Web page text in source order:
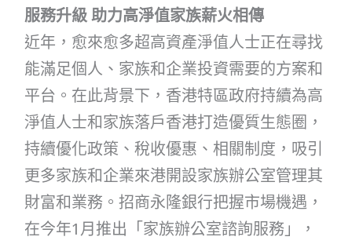
服務升級 助力高淨值家族薪火相傳
近年，愈來愈多超高資產淨值人士正在尋找
能滿足個人、家族和企業投資需要的方案和
平台。在此背景下，香港特區政府持續為高
淨值人士和家族落戶香港打造優質生態圈，
持續優化政策、稅收優惠、相關制度，吸引
更多家族和企業來港開設家族辦公室管理其
財富和業務。招商永隆銀行把握市場機遇，
在今年1月推出「家族辦公室諮詢服務」，